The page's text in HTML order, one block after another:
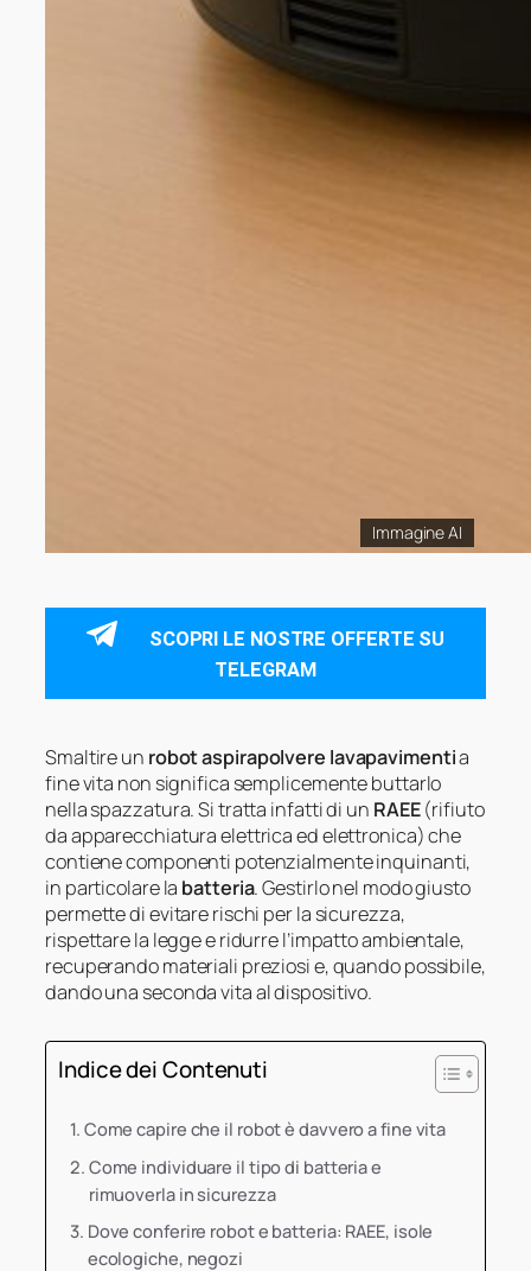
Immagine AI
SCOPRI LE NOSTRE OFFERTE SU
TELEGRAM
Smaltire un robot aspirapolvere lavapavimentia
fine vita non significa semplicemente buttarlo
nella spazzatura. Si tratta infatti di un RAEE(rifiuto
da apparecchiatura elettrica ed elettronica) che
contiene componenti potenzialmente inquinanti,
in particolare la batteria. Gestirlo nel modo giusto
permette di evitare rischi per la sicurezza,
rispettare la legge e ridurre l’impatto ambientale,
recuperando materiali preziosi e, quando possibile,
dando una seconda vita al dispositivo.
Indice dei Contenuti
Come capire che il robot è davvero a fine vita
Come individuare il tipo di batteria e
rimuoverla in sicurezza
Dove conferire robot e batteria: RAEE, isole
ecologiche, negozi